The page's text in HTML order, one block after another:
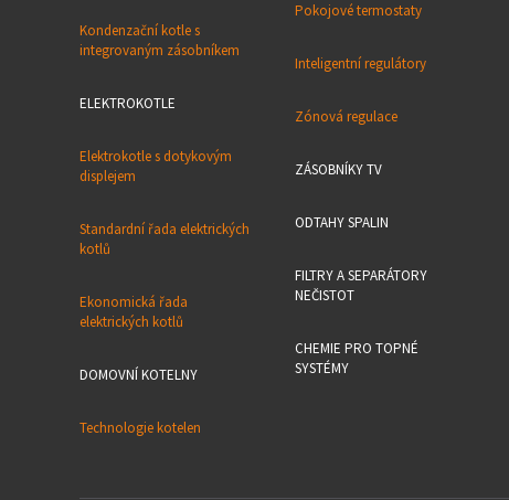
Kondenzační kotle s
integrovaným zásobníkem
ELEKTROKOTLE
Elektrokotle s dotykovým
displejem
Standardní řada elektrických
kotlů
Ekonomická řada
elektrických kotlů
DOMOVNÍ KOTELNY
Technologie kotelen
Pokojové termostaty
Inteligentní regulátory
Zónová regulace
ZÁSOBNÍKY TV
ODTAHY SPALIN
FILTRY A SEPARÁTORY
NEČISTOT
CHEMIE PRO TOPNÉ
SYSTÉMY